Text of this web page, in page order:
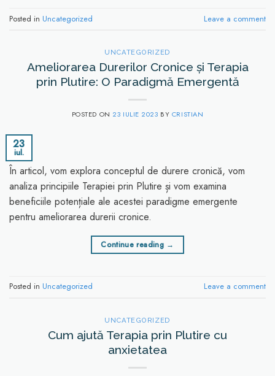
Posted in Uncategorized Leave a comment
UNCATEGORIZED
Ameliorarea Durerilor Cronice și Terapia
prin Plutire: O Paradigmă Emergentă
POSTED ON 23 IULIE 2023 BY CRISTIAN
23
iul.
În articol, vom explora conceptul de durere cronică, vom
analiza principiile Terapiei prin Plutire și vom examina
beneficiile potențiale ale acestei paradigme emergente
pentru ameliorarea durerii cronice.
Continue reading →
Posted in Uncategorized Leave a comment
UNCATEGORIZED
Cum ajută Terapia prin Plutire cu
anxietatea